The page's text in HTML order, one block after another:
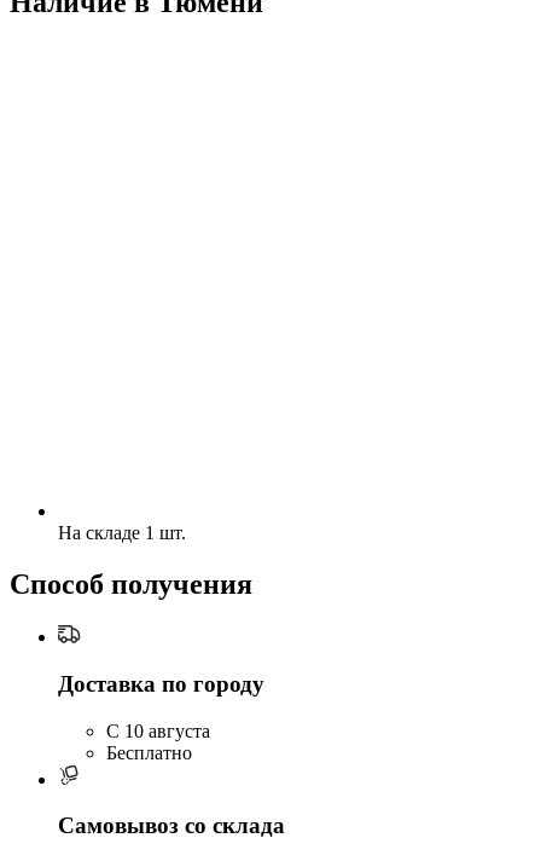
На складе 1 шт.
Способ получения
Доставка по городу
C 10 августа
Бесплатно
Самовывоз со склада